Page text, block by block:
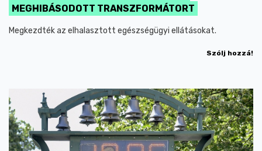
MEGHIBÁSODOTT TRANSZFORMÁTORT
Megkezdték az elhalasztott egészségügyi ellátásokat.
Szólj hozzá!